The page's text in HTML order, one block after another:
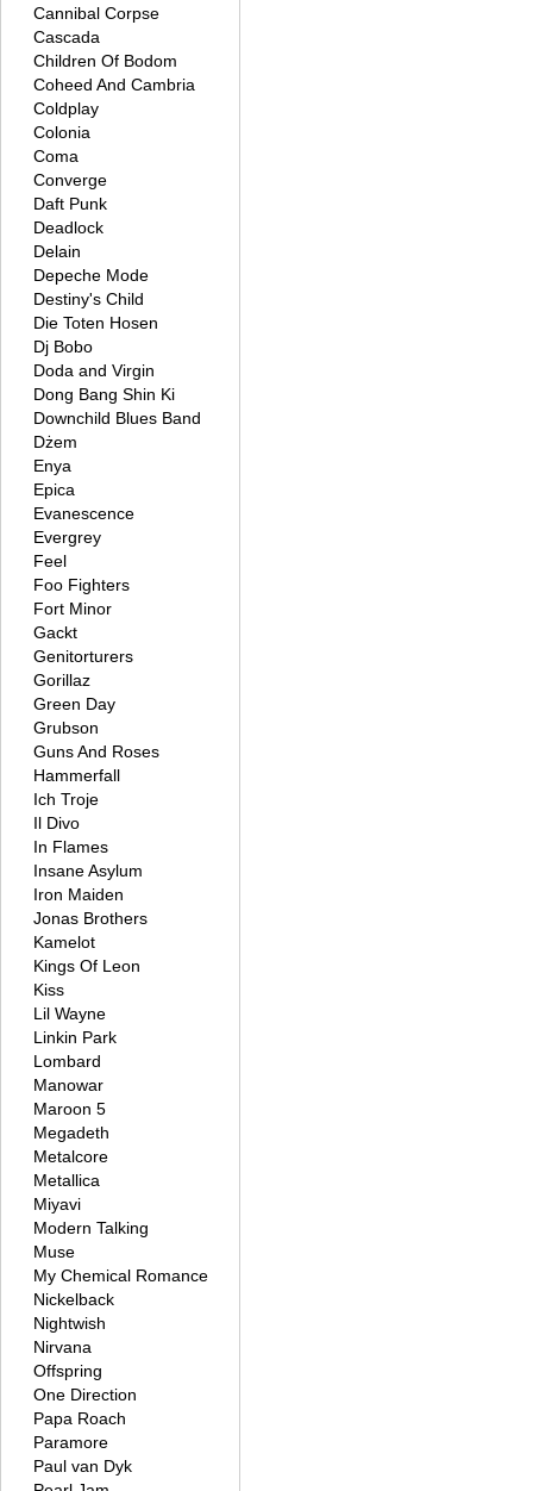
Cannibal Corpse
Cascada
Children Of Bodom
Coheed And Cambria
Coldplay
Colonia
Coma
Converge
Daft Punk
Deadlock
Delain
Depeche Mode
Destiny's Child
Die Toten Hosen
Dj Bobo
Doda and Virgin
Dong Bang Shin Ki
Downchild Blues Band
Dżem
Enya
Epica
Evanescence
Evergrey
Feel
Foo Fighters
Fort Minor
Gackt
Genitorturers
Gorillaz
Green Day
Grubson
Guns And Roses
Hammerfall
Ich Troje
Il Divo
In Flames
Insane Asylum
Iron Maiden
Jonas Brothers
Kamelot
Kings Of Leon
Kiss
Lil Wayne
Linkin Park
Lombard
Manowar
Maroon 5
Megadeth
Metalcore
Metallica
Miyavi
Modern Talking
Muse
My Chemical Romance
Nickelback
Nightwish
Nirvana
Offspring
One Direction
Papa Roach
Paramore
Paul van Dyk